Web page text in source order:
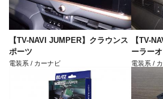
【TV-NAVI JUMPER】クラウンス
ポーツ
電装系 / カーナビ
【TV-
ーラー
電装系 /